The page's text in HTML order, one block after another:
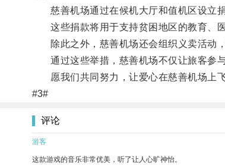
慈善机场通过在候机大厅和值机区设立捐
这些捐款将用于支持贫困地区的教育、医
除此之外，慈善机场还会组织义卖活动，
通过这些举措，慈善机场不仅让旅客参与
愿我们共同努力，让爱心在慈善机场上飞
#3#
评论
游客
这款游戏的音乐非常优美，听了让人心旷神怡。